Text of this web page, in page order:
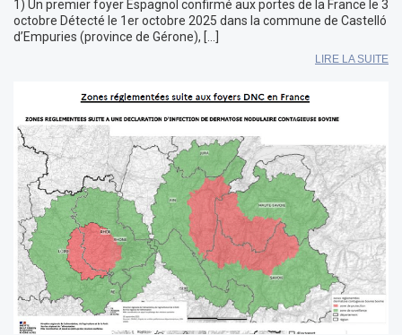
1) Un premier foyer Espagnol confirmé aux portes de la France le 3
octobre Détecté le 1er octobre 2025 dans la commune de Castelló
d’Empuries (province de Gérone), […]
LIRE LA SUITE